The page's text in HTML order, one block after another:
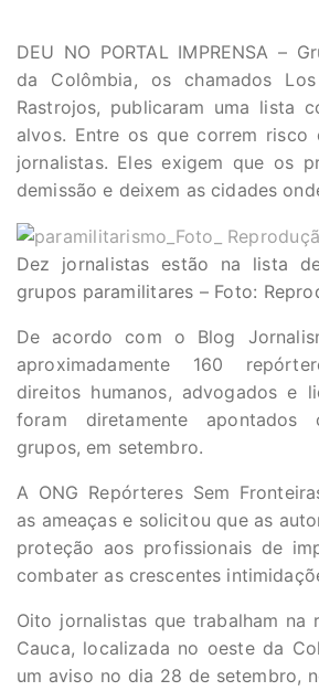
DEU NO PORTAL IMPRENSA –
da Colômbia, os chamados
Rastrojos, publicaram uma lista
alvos. Entre os que correm risco
jornalistas. Eles exigem que os
demissão e deixem as cidades
Dez jornalistas estão na lista
grupos paramilitares – Foto:
De acordo com o Blog
aproximadamente 160
direitos humanos, advogados e
foram diretamente
grupos, em setembro.
A ONG Repórteres Sem
as ameaças e solicitou que as
proteção aos profissionais de
combater as crescentes
Oito jornalistas que trabalham na
Cauca, localizada no oeste da
um aviso no dia 28 de setembro,